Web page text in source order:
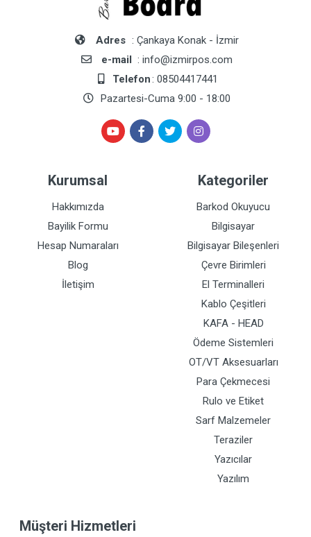
Adres : Çankaya Konak - İzmir
e-mail : info@izmirpos.com
Telefon: 08504417441
Pazartesi-Cuma 9:00 - 18:00
Kurumsal
Hakkımızda
Bayilik Formu
Hesap Numaraları
Blog
İletişim
Kategoriler
Barkod Okuyucu
Bilgisayar
Bilgisayar Bileşenleri
Çevre Birimleri
El Terminalleri
Kablo Çeşitleri
KAFA - HEAD
Ödeme Sistemleri
OT/VT Aksesuarları
Para Çekmecesi
Rulo ve Etiket
Sarf Malzemeler
Teraziler
Yazıcılar
Yazılım
Müşteri Hizmetleri